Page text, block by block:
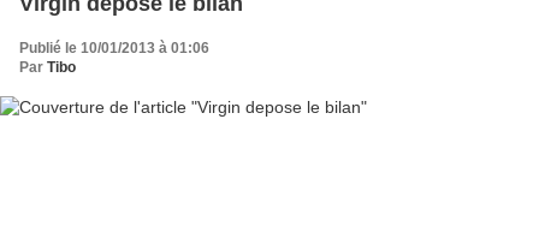
Publié le 10/01/2013 à 01:06
Par Tibo